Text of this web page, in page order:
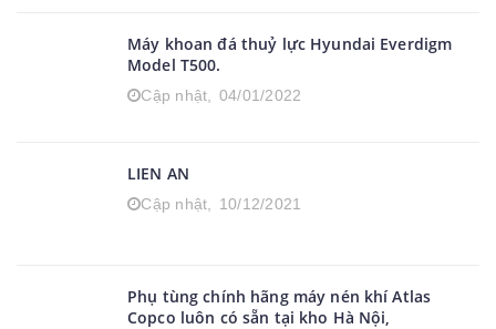
Máy khoan đá thuỷ lực Hyundai Everdigm
Model T500.
Cập nhật, 04/01/2022
LIEN AN
Cập nhật, 10/12/2021
Phụ tùng chính hãng máy nén khí Atlas
Copco luôn có sẵn tại kho Hà Nội,